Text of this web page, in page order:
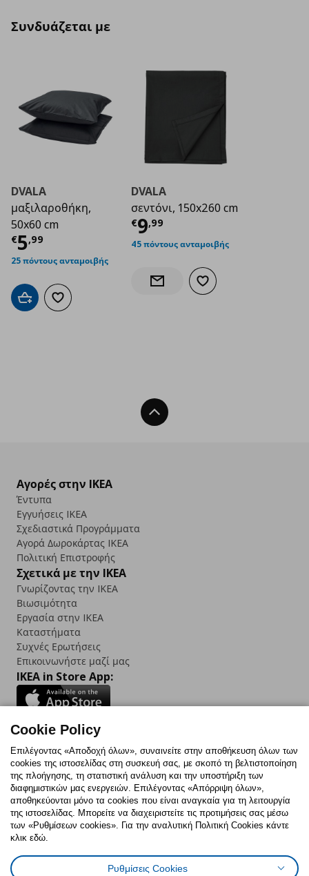
Συνδυάζεται με
DVALA
μαξιλαροθήκη,
50x60 cm
€5,99
Τρέχουσα τιμή€ 5,99
25 πόντους ανταμοιβής
Προσθήκη στο καλάθι
Προσθήκη στα αγαπημένα
DVALA
σεντόνι, 150x260 cm
€9,99
Τρέχουσα τιμή
45 πόντους ανταμοιβής
Ενημέρωση διαθεσιμότητας
Προσθήκη στα
Back To Top
Αγορές στην IKEA
Έντυπα
Εγγυήσεις IKEA
Σχεδιαστικά Προγράμματα
Αγορά Δωρoκάρτας IKEA
Πολιτική Επιστροφής
Σχετικά με την IKEA
Γνωρίζοντας την IKEA
Βιωσιμότητα
Εργασία στην IKEA
Καταστήματα
Συχνές Ερωτήσεις
Επικοινωνήστε μαζί μας
IKEA in Store App:
Follow us:
FacebookInstagram
TikTokYoutubePinterestTwitter
Πολιτική CookiesΔήλωση ψηφιακής προσβασιμότητας
Ρυθμίσεις cookiesΌροι Χρήσης
Cookie Policy
Επιλέγοντας «Αποδοχή όλων», συναινείτε στην αποθήκευση όλων των
cookies της ιστοσελίδας στη συσκευή σας, με σκοπό τη βελτιστοποίηση
της πλοήγησης, τη στατιστική ανάλυση και την υποστήριξη των
διαφημιστικών μας ενεργειών. Επιλέγοντας «Απόρριψη όλων»,
αποθηκεύονται μόνο τα cookies που είναι αναγκαία για τη λειτουργία
της ιστοσελίδας. Μπορείτε να διαχειριστείτε τις προτιμήσεις σας μέσω
των «Ρυθμίσεων cookies». Για την αναλυτική Πολιτική Cookies κάντε
κλικ εδώ.
Ρυθμίσεις Cookies